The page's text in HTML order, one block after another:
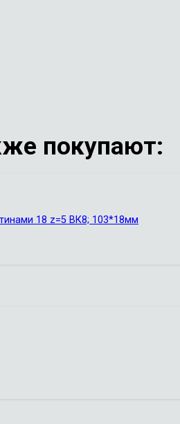
покупают:
18 z=5 ВК8; 103*18мм